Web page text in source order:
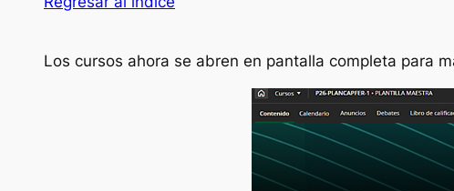
Los cursos ahora se abren en pantalla completa para